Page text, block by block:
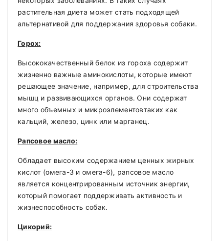
растительная диета может стать подходящей
альтернативой для поддержания здоровья собаки.
Горох:
Высококачественный белок из гороха содержит
жизненно важные аминокислоты, которые имеют
решающее значение, например, для строительства
мышц и развивающихся органов. Они содержат
много объемных и микроэлементовтаких как
кальций, железо, цинк или марганец.
Рапсовое масло:
Обладает высоким содержанием ценных жирных
кислот (омега-3 и омега-6), рапсовое масло
является концентрированным источник энергии,
который помогает поддерживать активность и
жизнеспособность собак.
Цикорий: